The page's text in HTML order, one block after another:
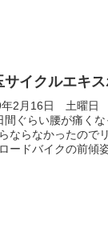
サイクルエキ
年2月16日 土曜日
間ぐらい腰が痛く
ならなかったので
ードバイクの前傾